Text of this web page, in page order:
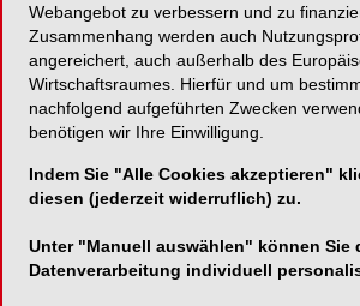
ONLINE 13.07.2023
Webinar - Hygiene-
13. Juli 2023, 12.30-13.30 Uhr
Infos und Anmeldung:
uid=67416
Kontakt:
Plandent
Webangebot zu verbessern und zu
Zusammenhang werden auch
angereichert, auch außerhalb des
Wirtschaftsraumes. Hierfür und um
nachfolgend aufgeführten Zwecken
benötigen wir Ihre Einwilligung.
Indem Sie "Alle Cookies akzeptieren"
diesen (jederzeit widerruflich) zu.
Unter "Manuell auswählen" können Sie
Datenverarbeitung individuell